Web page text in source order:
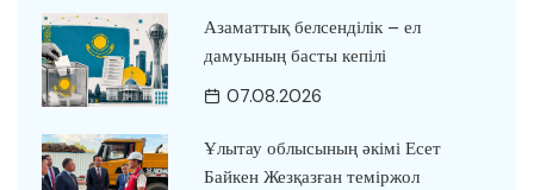
Азаматтық белсенділік – ел
дамуының басты кепілі
07.08.2026
Ұлытау облысының әкімі Есет
Байкен Жезқазған теміржол